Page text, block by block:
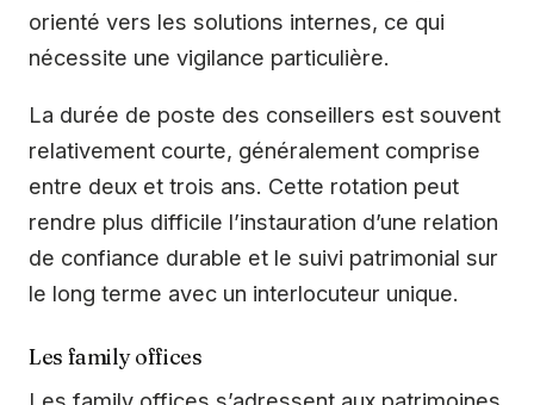
orienté vers les solutions internes, ce qui
nécessite une vigilance particulière.
La durée de poste des conseillers est souvent
relativement courte, généralement comprise
entre deux et trois ans. Cette rotation peut
rendre plus difficile l’instauration d’une relation
de confiance durable et le suivi patrimonial sur
le long terme avec un interlocuteur unique.
Les family offices
Les family offices s’adressent aux patrimoines